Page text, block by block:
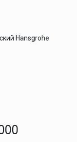
Hansgrohe